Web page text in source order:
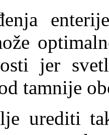
jer
tamnije
urediti